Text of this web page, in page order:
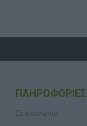
ΠΛΗΡΟΦΟΡΊΕΣ
Επικοινωνία